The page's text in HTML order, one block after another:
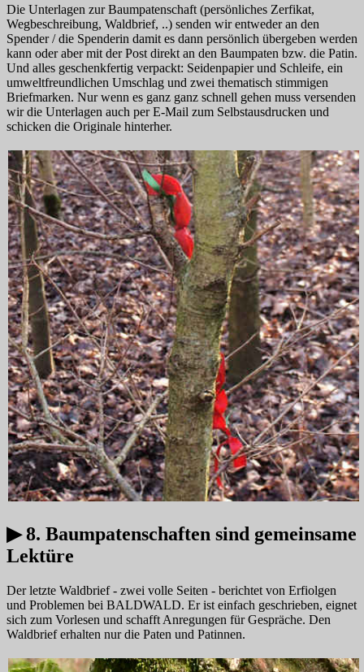
Die Unterlagen zur Baumpatenschaft (persönliches Zerfikat,
Wegbeschreibung, Waldbrief, ..) senden wir entweder an den
Spender / die Spenderin damit es dann persönlich übergeben werden
kann oder aber mit der Post direkt an den Baumpaten bzw. die Patin.
Und alles geschenkfertig verpackt: Seidenpapier und Schleife, ein
umweltfreundlichen Umschlag und zwei thematisch stimmigen
Briefmarken. Nur wenn es ganz ganz schnell gehen muss versenden
wir die Unterlagen auch per E-Mail zum Selbstausdrucken und
schicken die Originale hinterher.
▶ 8. Baumpatenschaften sind gemeinsame
Lektüre
Der letzte Waldbrief - zwei volle Seiten - berichtet von Erfiolgen
und Problemen bei BALDWALD. Er ist einfach geschrieben, eignet
sich zum Vorlesen und schafft Anregungen für Gespräche. Den
Waldbrief erhalten nur die Paten und Patinnen.